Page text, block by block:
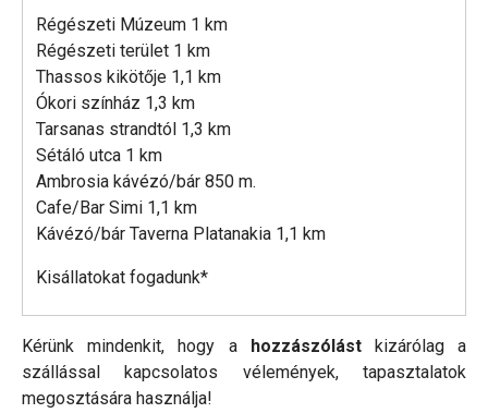
Régészeti Múzeum 1 km
Régészeti terület 1 km
Thassos kikötője 1,1 km
Ókori színház 1,3 km
Tarsanas strandtól 1,3 km
Sétáló utca 1 km
Ambrosia kávézó/bár 850 m.
Cafe/Bar Simi 1,1 km
Kávézó/bár Taverna Platanakia 1,1 km
Kisállatokat fogadunk*
Kérünk mindenkit, hogy a hozzászólástkizárólag a
szállással kapcsolatos vélemények, tapasztalatok
megosztására használja!